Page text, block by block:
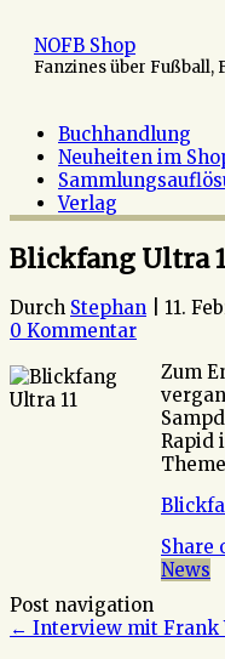
Inhalt
springen
NOFB Shop
Fanzines über
Buchhandlung
Neuheiten im
Verlag
Blickfang Ultra
Durch Stephan
11.
0 Kommentar
Zum
Rapid
Share
News
Post navigation
← Interview mit Frank